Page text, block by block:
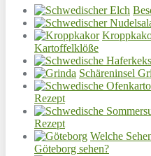
Kartoffelklöße
Schäreninsel
Rezept
Rezept
Welche
Göteborg sehen?